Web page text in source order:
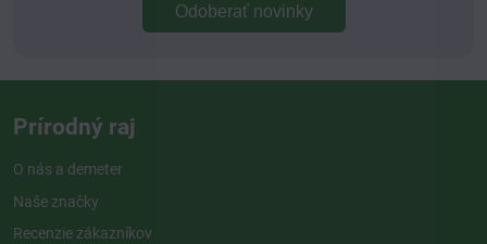
Odoberať novinky
Prírodný raj
O nás a demeter
Naše značky
Recenzie zákazníkov